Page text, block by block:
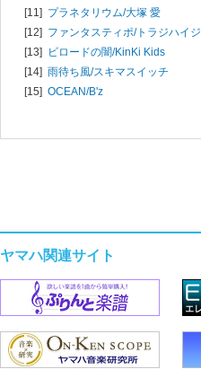
[11] プラネタリウム/大塚 愛
[12] ファンタスティポ/トラジハイジ
[13] ビロードの闇/KinKi Kids
[14] 雨待ち風/スキマスイッチ
[15] OCEAN/B'z
ヤマハ関連サイト